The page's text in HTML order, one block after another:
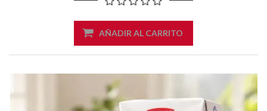
AÑADIR AL CARRITO